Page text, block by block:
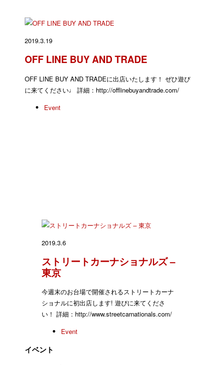
2019.3.19
OFF LINE BUY AND TRADE
OFF LINE BUY AND TRADEに出店いたします！ ぜひ遊び
に来てください♩ 詳細：http://offlinebuyandtrade.com/
Event
2019.3.6
ストリートカーナショナルズ –
東京
今週末のお台場で開催されるストリートカーナ
ショナルに初出店します! 遊びに来てくださ
い！ 詳細：http://www.streetcarnationals.com/
Event
イベント